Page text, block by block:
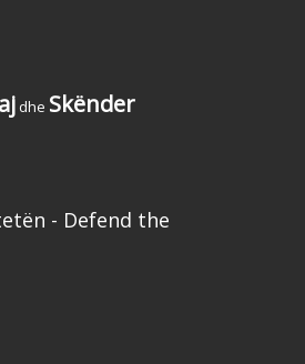
dhe Skënder
- Defend the